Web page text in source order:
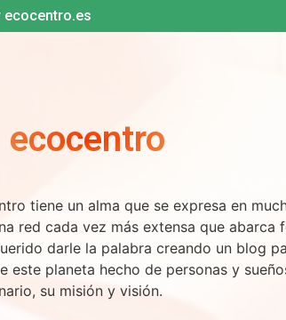
ecocentro.es
ecocentro
tiene un alma que se expresa en
red cada vez más extensa que abarca
darle la palabra creando un blog
este planeta hecho de personas y
su misión y visión.